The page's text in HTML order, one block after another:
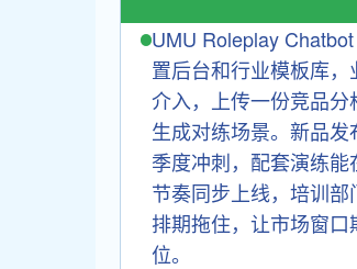
UMU Roleplay
置后台和行业模板库
介入，上传一份竞品分
生成对练场景。新品发
季度冲刺，配套演练
节奏同步上线，培训
排期拖住，让市场窗口
位。